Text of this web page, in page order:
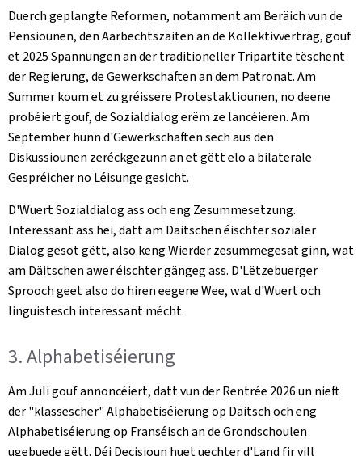
Duerch geplangte Reformen, notamment am Beräich vun de
Pensiounen, den Aarbechtszäiten an de Kollektivverträg, gouf
et 2025 Spannungen an der traditioneller Tripartite tëschent
der Regierung, de Gewerkschaften an dem Patronat. Am
Summer koum et zu gréissere Protestaktiounen, no deene
probéiert gouf, de Sozialdialog erëm ze lancéieren. Am
September hunn d'Gewerkschaften sech aus den
Diskussiounen zeréckgezunn an et gëtt elo a bilaterale
Gespréicher no Léisunge gesicht.
D'Wuert Sozialdialog ass och eng Zesummesetzung.
Interessant ass hei, datt am Däitschen éischtersozialer
Dialoggesot gëtt, also keng Wierder zesummegesat ginn, wat
am Däitschen awer éischter gängeg ass. D'Lëtzebuerger
Sprooch geet also do hiren eegene Wee, wat d'Wuert och
linguistesch interessant mécht.
3. Alphabetiséierung
Am Juli gouf annoncéiert, datt vun der Rentrée 2026 un nieft
der "klassescher" Alphabetiséierung op Däitsch och eng
Alphabetiséierung op Franséisch an de Grondschoulen
ugebuede gëtt. Déi Decisioun huet uechter d'Land fir vill